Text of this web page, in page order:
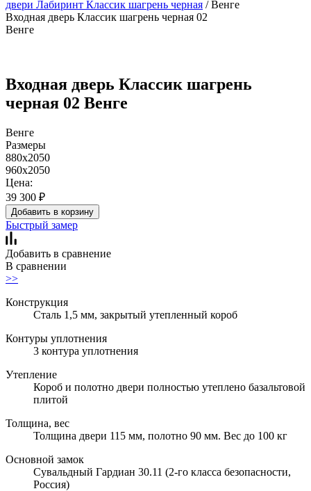
двери Лабиринт Классик шагрень черная / Венге
Входная дверь Классик шагрень черная 02
Венге
Входная дверь Классик шагрень
черная 02 Венге
Венге
Размеры
880x2050
960x2050
Цена:
39 300 ₽
Добавить в корзину
Быстрый замер
Добавить в сравнение
В сравнении
>>
Конструкция
Сталь 1,5 мм, закрытый утепленный короб
Контуры уплотнения
3 контура уплотнения
Утепление
Короб и полотно двери полностью утеплено базальтовой
плитой
Толщина, вес
Толщина двери 115 мм, полотно 90 мм. Вес до 100 кг
Основной замок
Сувальдный Гардиан 30.11 (2-го класса безопасности,
Россия)